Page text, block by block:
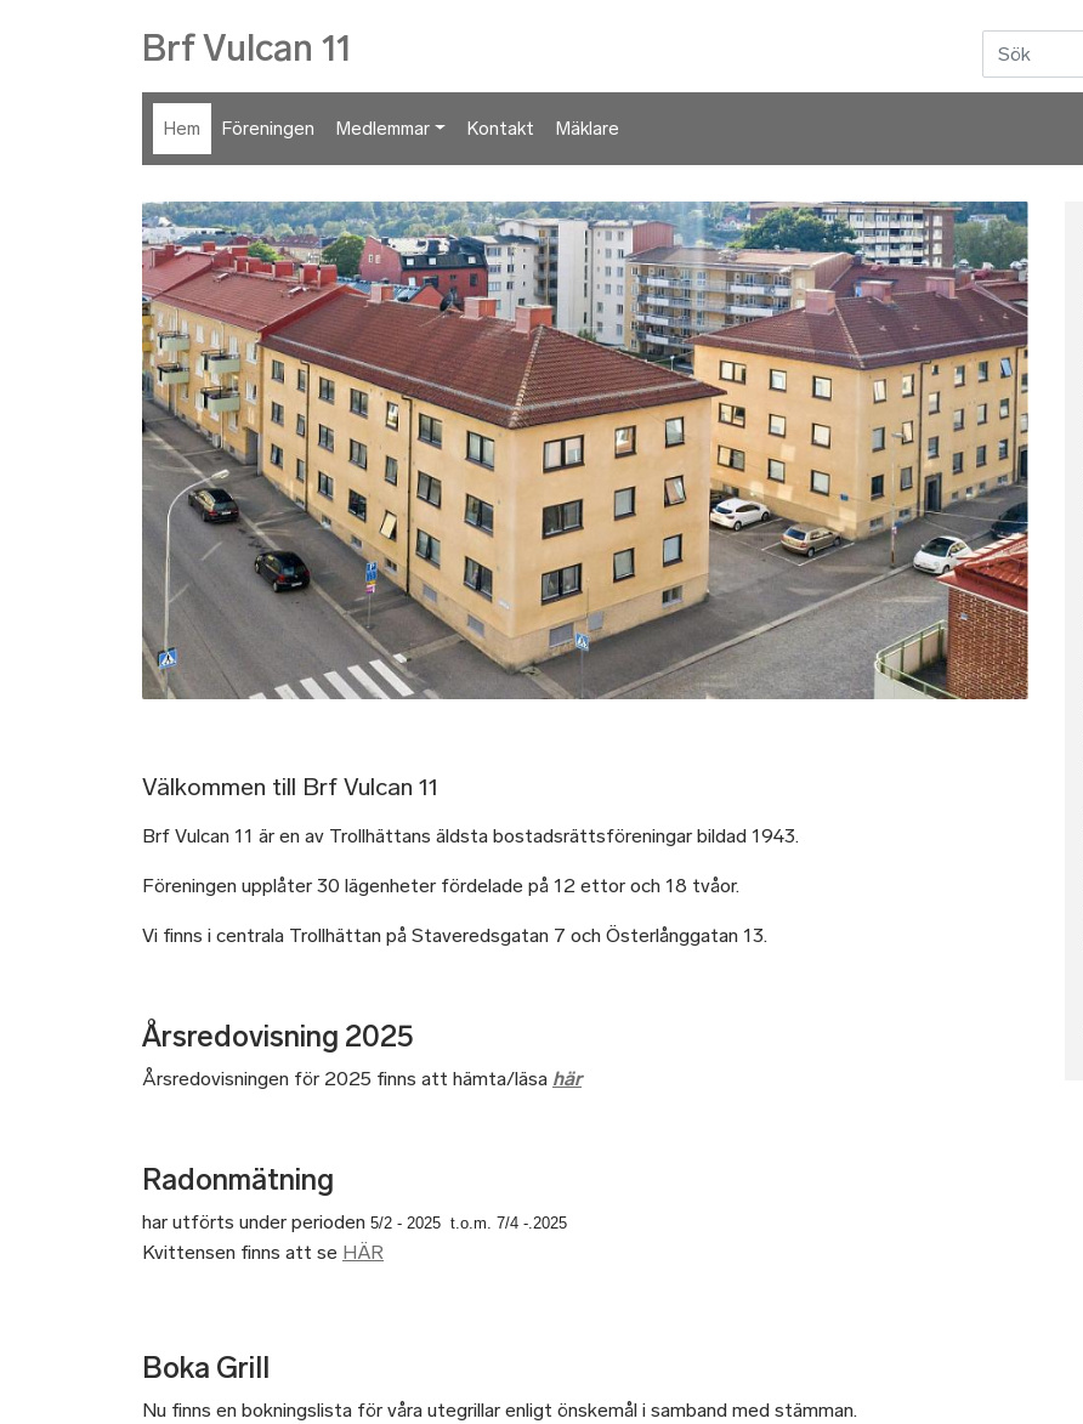
Brf Vulcan 11
Hem Föreningen Medlemmar Kontakt Mäklare
Välkommen till Brf Vulcan 11
Brf Vulcan 11 är en av Trollhättans äldsta bostadsrättsföreningar bildad 1943.
Föreningen upplåter 30 lägenheter fördelade på 12 ettor och 18 tvåor.
Vi finns i centrala Trollhättan på Staveredsgatan 7 och Österlånggatan 13.
Årsredovisning 2025
Årsredovisningen för 2025 finns att hämta/läsa här
Radonmätning
har utförts under perioden 5/2 - 2025 t.o.m. 7/4 -.2025
Kvittensen finns att se HÄR
Boka Grill
Nu finns en bokningslista för våra utegrillar enligt önskemål i samband med stämman.